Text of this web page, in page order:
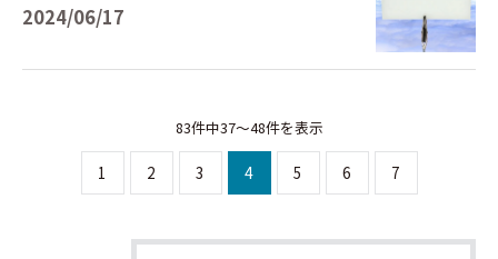
2024/06/17
83件中37～48件を表示
1 2 3 4 5 6 7